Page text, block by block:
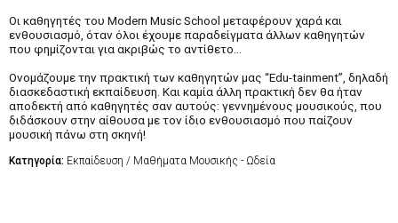
Οι καθηγητές του Modern Music School μεταφέρουν χαρά και
ενθουσιασμό, όταν όλοι έχουμε παραδείγματα άλλων καθηγητών
που φημίζονται για ακριβώς το αντίθετο...
Ονομάζουμε την πρακτική των καθηγητών μας “Edu-tainment”, δηλαδή
διασκεδαστική εκπαίδευση. Και καμία άλλη πρακτική δεν θα ήταν
αποδεκτή από καθηγητές σαν αυτούς: γεννημένους μουσικούς, που
διδάσκουν στην αίθουσα με τον ίδιο ενθουσιασμό που παίζουν
μουσική πάνω στη σκηνή!
Κατηγορία: Εκπαίδευση / Μαθήματα Μουσικής - Ωδεία